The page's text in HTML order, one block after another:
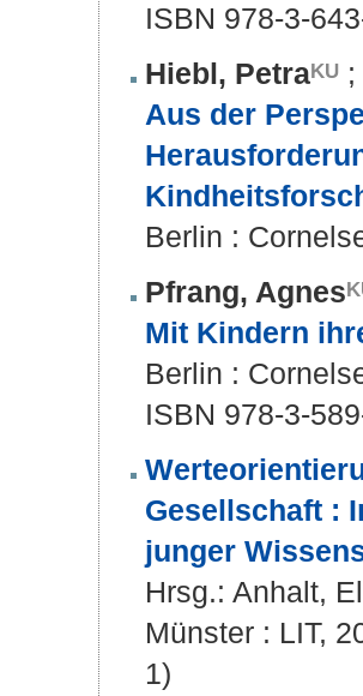
ISBN 978-3-
Hiebl, Petra
;
Aus der
Berlin :
Pfrang, Agnes
Mit Kindern
Berlin :
ISBN 978-3-
Gesellschaft :
junger
Hrsg.: Anhalt,
Münster : LIT,
1)